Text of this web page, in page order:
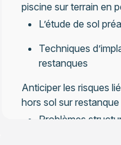
piscine sur terrain en
L’étude de sol
Techniques
restanques
Anticiper les risques
hors sol sur restanque
Problèmes